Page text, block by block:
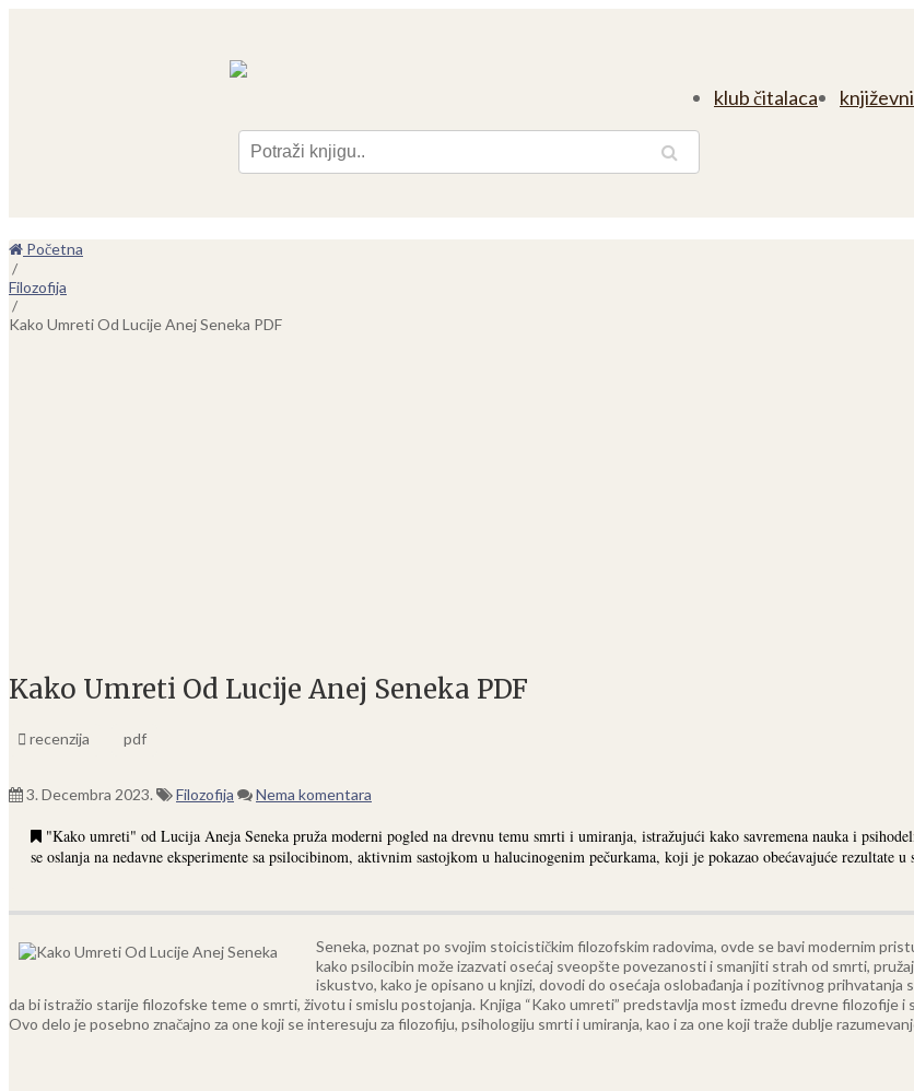
klub čitalaca
Početna
/
Filozofija
/
Kako Umreti Od Lucije Anej Seneka PDF
Kako Umreti Od Lucije Anej Seneka PDF
recenzija pdf
3. Decembra 2023. Filozofija Nema komentara
"Kako umreti" od Lucija Aneja Seneka pruža moderni pogled na drevnu temu smrti i umiranja, istražujući kako savremena nauka i
se oslanja na nedavne eksperimente sa psilocibinom, aktivnim sastojkom u halucinogenim pečurkama, koji je pokazao obećavajuće rezultate
Seneka, poznat po svojim stoicističkim filozofskim radovima, ovde se bavi modernim
kako psilocibin može izazvati osećaj sveopšte povezanosti i smanjiti strah od smrti,
iskustvo, kako je opisano u knjizi, dovodi do osećaja oslobađanja i pozitivnog
da bi istražio starije filozofske teme o smrti, životu i smislu postojanja. Knjiga “Kako umreti” predstavlja most između drevne filozofije
Ovo delo je posebno značajno za one koji se interesuju za filozofiju, psihologiju smrti i umiranja, kao i za one koji traže dublje